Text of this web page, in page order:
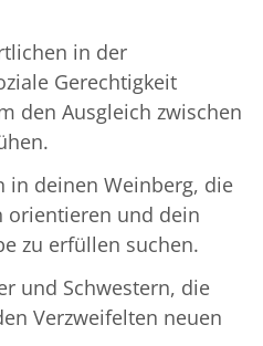
in der
Gerechtigkeit
den Ausgleich zwischen
in deinen Weinberg, die
orientieren und dein
zu erfüllen suchen.
und Schwestern, die
Verzweifelten neuen